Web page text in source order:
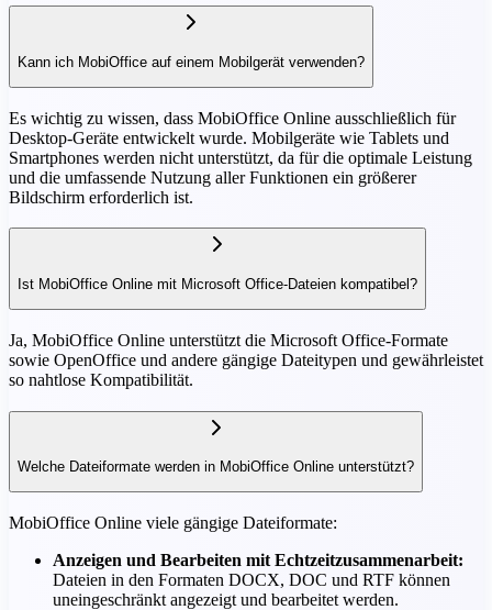
Kann ich MobiOffice auf einem Mobilgerät verwenden?
Es wichtig zu wissen, dass MobiOffice Online ausschließlich für
Desktop-Geräte entwickelt wurde. Mobilgeräte wie Tablets und
Smartphones werden nicht unterstützt, da für die optimale Leistung
und die umfassende Nutzung aller Funktionen ein größerer
Bildschirm erforderlich ist.
Ist MobiOffice Online mit Microsoft Office-Dateien kompatibel?
Ja, MobiOffice Online unterstützt die Microsoft Office-Formate
sowie OpenOffice und andere gängige Dateitypen und gewährleistet
so nahtlose Kompatibilität.
Welche Dateiformate werden in MobiOffice Online unterstützt?
MobiOffice Online viele gängige Dateiformate:
Anzeigen und Bearbeiten mit Echtzeitzusammenarbeit:
Dateien in den Formaten DOCX, DOC und RTF können
uneingeschränkt angezeigt und bearbeitet werden.